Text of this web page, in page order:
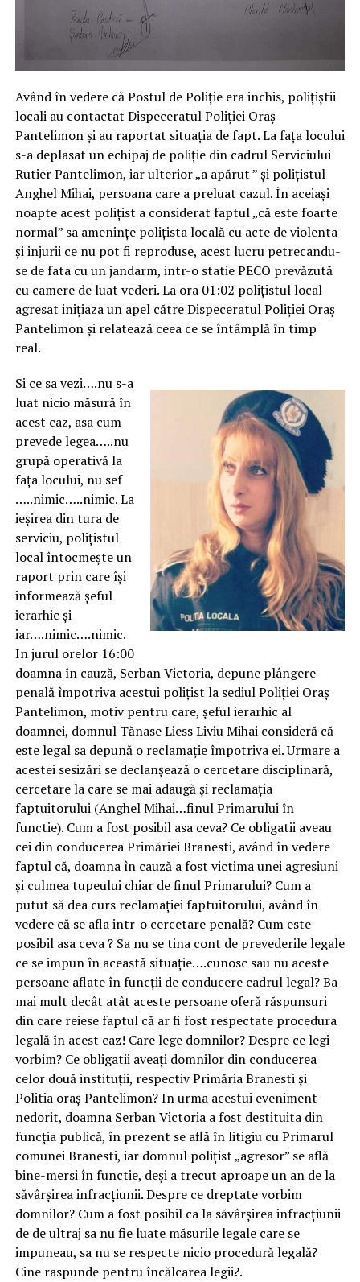
Având în vedere că Postul de Poliție era inchis, polițiștii
locali au contactat Dispeceratul Poliției Oraș
Pantelimon și au raportat situația de fapt. La fața locului
s-a deplasat un echipaj de poliție din cadrul Serviciului
Rutier Pantelimon, iar ulterior „a apărut ” și polițistul
Anghel Mihai, persoana care a preluat cazul. În aceiași
noapte acest polițist a considerat faptul „că este foarte
normal” sa amenințe polițista locală cu acte de violenta
și injurii ce nu pot fi reproduse, acest lucru petrecandu-
se de fata cu un jandarm, intr-o statie PECO prevăzută
cu camere de luat vederi. La ora 01:02 polițistul local
agresat inițiaza un apel către Dispeceratul Poliției Oraș
Pantelimon și relatează ceea ce se întâmplă în timp
real.
Si ce sa vezi….nu s-a
luat nicio măsură în
acest caz, asa cum
prevede legea…..nu
grupă operativă la
fața locului, nu sef
…..nimic…..nimic. La
ieșirea din tura de
serviciu, polițistul
local întocmește un
raport prin care își
informează șeful
ierarhic și
iar….nimic….nimic.
In jurul orelor 16:00
doamna în cauză, Serban Victoria, depune plângere
penală împotriva acestui polițist la sediul Poliției Oraș
Pantelimon, motiv pentru care, șeful ierarhic al
doamnei, domnul Tănase Liess Liviu Mihai consideră că
este legal sa depună o reclamație împotriva ei. Urmare a
acestei sesizări se declanșează o cercetare disciplinară,
cercetare la care se mai adaugă și reclamația
faptuitorului (Anghel Mihai…finul Primarului în
functie). Cum a fost posibil asa ceva? Ce obligatii aveau
cei din conducerea Primăriei Branesti, având în vedere
faptul că, doamna în cauză a fost victima unei agresiuni
și culmea tupeului chiar de finul Primarului? Cum a
putut să dea curs reclamației faptuitorului, având în
vedere că se afla intr-o cercetare penală? Cum este
posibil asa ceva ? Sa nu se tina cont de prevederile legale
ce se impun în această situație….cunosc sau nu aceste
persoane aflate în funcții de conducere cadrul legal? Ba
mai mult decât atât aceste persoane oferă răspunsuri
din care reiese faptul că ar fi fost respectate procedura
legală în acest caz! Care lege domnilor? Despre ce legi
vorbim? Ce obligatii aveați domnilor din conducerea
celor două instituții, respectiv Primăria Branesti și
Politia oraș Pantelimon? In urma acestui eveniment
nedorit, doamna Serban Victoria a fost destituita din
funcția publică, în prezent se află în litigiu cu Primarul
comunei Branesti, iar domnul polițist „agresor” se află
bine-mersi în functie, deși a trecut aproape un an de la
săvârșirea infracțiunii. Despre ce dreptate vorbim
domnilor? Cum a fost posibil ca la săvârșirea infracțiunii
de de ultraj sa nu fie luate măsurile legale care se
impuneau, sa nu se respecte nicio procedură legală?
Cine raspunde pentru încălcarea legii?.